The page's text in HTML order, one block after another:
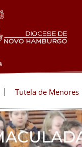
Tutela de Menores